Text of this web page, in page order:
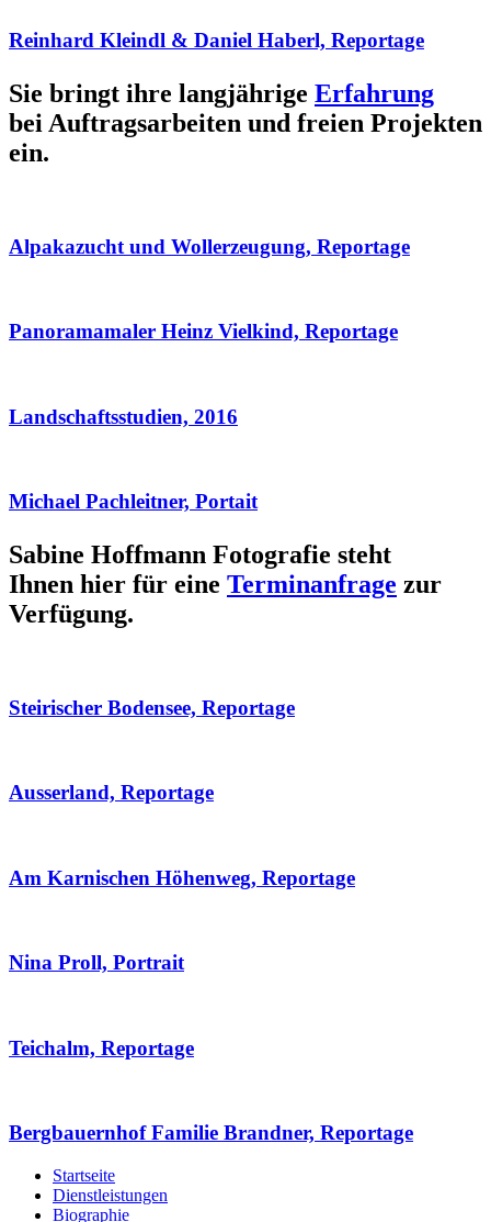
Reinhard Kleindl & Daniel Haberl, Reportage
Sie bringt ihre langjährige Erfahrung
bei Auftragsarbeiten und freien Projekten
ein.
Alpakazucht und Wollerzeugung, Reportage
Panoramamaler Heinz Vielkind, Reportage
Landschaftsstudien, 2016
Michael Pachleitner, Portait
Sabine Hoffmann Fotografie steht
Ihnen hier für eine Terminanfrage zur
Verfügung.
Steirischer Bodensee, Reportage
Ausserland, Reportage
Am Karnischen Höhenweg, Reportage
Nina Proll, Portrait
Teichalm, Reportage
Bergbauernhof Familie Brandner, Reportage
Startseite
Dienstleistungen
Biographie